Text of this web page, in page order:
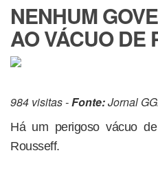
NENHUM
AO VÁCUO DE
984 visitas -Fonte:Jornal
Há um perigoso vácuo
Rousseff.